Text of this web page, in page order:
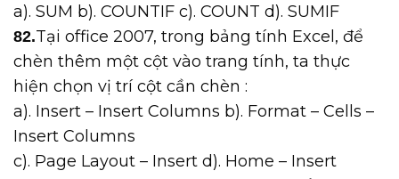
a). SUM b). COUNTIF c). COUNT d). SUMIF
82.Tại office 2007, trong bảng tính Excel, để
chèn thêm một cột vào trang tính, ta thực
hiện chọn vị trí cột cần chèn :
a). Insert – Insert Columns b). Format – Cells –
Insert Columns
c). Page Layout – Insert d). Home – Insert